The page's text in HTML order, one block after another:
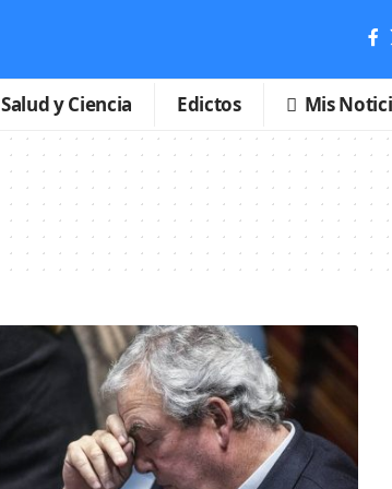
Salud y Ciencia Edictos Mis